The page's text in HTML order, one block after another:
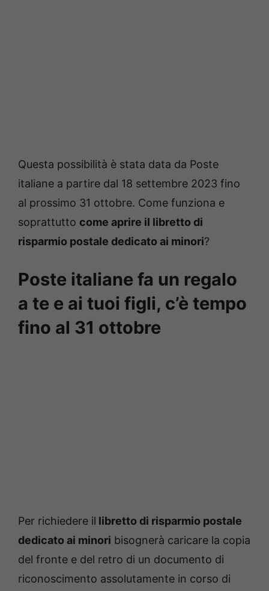
Questa possibilità è stata data da Poste
italiane a partire dal 18 settembre 2023 fino
al prossimo 31 ottobre. Come funziona e
soprattutto come aprire il libretto di
risparmio postale dedicato ai minori?
Poste italiane fa un regalo
a te e ai tuoi figli, c’è tempo
fino al 31 ottobre
Per richiedere il libretto di risparmio postale
dedicato ai minori bisognerà caricare la copia
del fronte e del retro di un documento di
riconoscimento assolutamente in corso di